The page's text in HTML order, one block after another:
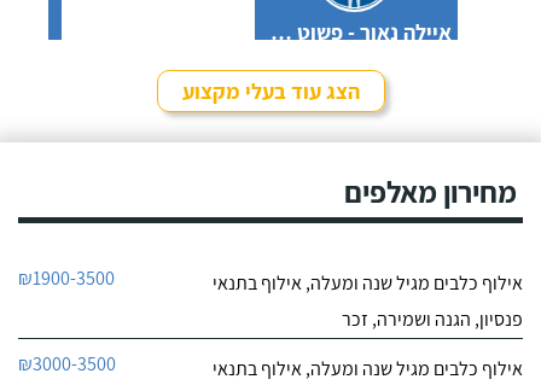
איילה נאור - פשוט מאלפת בחיפה
חייג עכשיו
מקום בטבע בגבעת עדה
יש לו גישה מצויינת לכלבים,
הלב, בכל הפעמים ששמתי
חייג עכשיו
הצג עוד בעלי מקצוע
מחירון מאלפים
אילוף כלבים מגיל שנה ומעלה, אילוף בתנאי
פנסיון, הגנה ושמירה, זכר
₪1900-3500
אילוף כלבים מגיל שנה ומעלה, אילוף בתנאי
₪3000-3500